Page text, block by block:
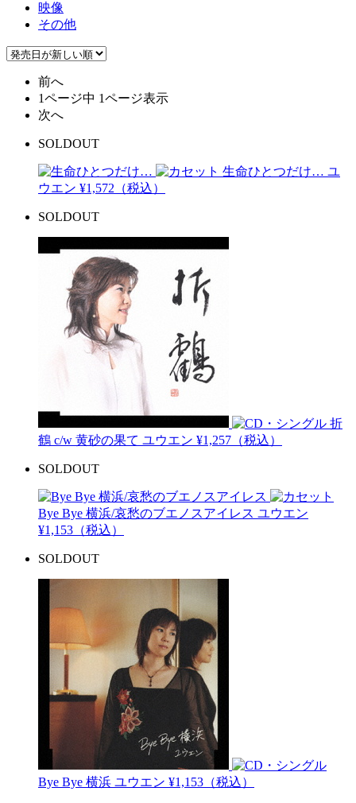
映像
その他
前へ
1ページ中 1ページ表示
次へ
SOLDOUT
生命ひとつだけ… ユ
ウエン ¥1,572（税込）
SOLDOUT
折
鶴 c/w 黄砂の果て ユウエン ¥1,257（税込）
SOLDOUT
Bye Bye 横浜/哀愁のブエノスアイレス ユウエン
¥1,153（税込）
SOLDOUT
Bye Bye 横浜 ユウエン ¥1,153（税込）